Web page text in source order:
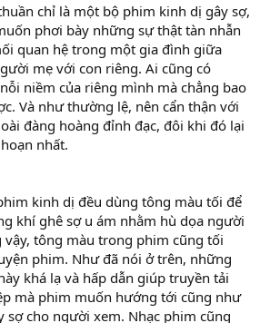
chỉ là một bộ phim kinh dị gây sợ,
phơi bày những sự thật tàn nhẫn
quan hệ trong một gia đình giữa
mẹ với con riêng. Ai cũng có
niềm của riêng mình mà chẳng bao
Và như thường lệ, nên cẩn thận với
đàng hoàng đỉnh đạc, đôi khi đó lại
nhất.
kinh dị đều dùng tông màu tối để
khí ghê sợ u ám nhằm hù dọa người
tông màu trong phim cũng tối
phim. Như đã nói ở trên, những
khá lạ và hấp dẫn giúp truyền tải
mà phim muốn hướng tới cũng như
sợ cho người xem. Nhạc phim cũng